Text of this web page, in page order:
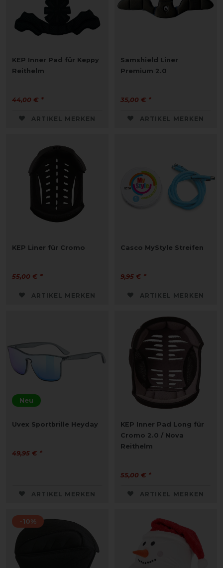
KEP Inner Pad für Keppy
Reithelm
44,00 € *
ARTIKEL MERKEN
Samshield Liner
Premium 2.0
35,00 € *
ARTIKEL MERKEN
KEP Liner für Cromo
55,00 € *
ARTIKEL MERKEN
Casco MyStyle Streifen
9,95 € *
ARTIKEL MERKEN
Neu
Uvex Sportbrille Heyday
49,95 € *
ARTIKEL MERKEN
KEP Inner Pad Long für
Cromo 2.0 / Nova
Reithelm
55,00 € *
ARTIKEL MERKEN
-10%